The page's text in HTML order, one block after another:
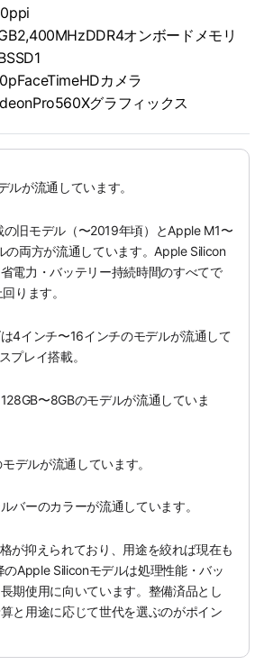
オンボードメモリ
カメラ
グラフィックス
が流通しています。
旧モデル（〜2019年頃）とApple M1〜
の両方が流通しています。Apple Silicon
電力・バッテリー持続時間のすべてで
ります。
4インチ〜16インチのモデルが流通して
プレイ搭載。
〜8GBのモデルが流通していま
デルが流通しています。
バーのカラーが流通しています。
が抑えられており、用途を絞れば現在も
Apple Siliconモデルは処理性能・バッ
期使用に向いています。整備済品とし
と用途に応じて世代を選ぶのがポイン